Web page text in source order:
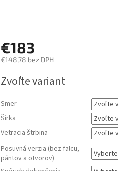
€183
€148,78 bez DPH
cena:
Zvoľte variant
Smer
Šírka
Vetracia štrbina
Posuvná verzia (bez falcu,
pántov a otvorov)